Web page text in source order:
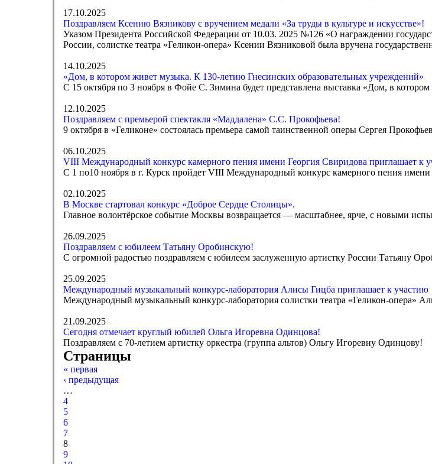
17.10.2025
Поздравляем Ксению Вязникову с вручением медали «За труды в культуре и искусстве»!
Указом Президента Российской Федерации от 10.03. 2025 №126 «О награждении
России, солистке театра «Геликон-опера» Ксении Вязниковой была вручена
14.10.2025
«Дом, в котором живет музыка. К 130-летию Гнесинских образовательных учреждений»
С 15 октября по 3 ноября в Фойе С. Зимина будет представлена выставка «Дом, в
12.10.2025
Поздравляем с премьерой спектакля «Маддалена» С.С. Прокофьева!
9 октября в «Геликоне» состоялась премьера самой таинственной оперы Сергея
06.10.2025
VIII Международный конкурс камерного пения имени Георгия Свиридова приглашает к
С 1 по10 ноября в г. Курск пройдет VIII Международный конкурс камерного пения имени
02.10.2025
В Москве стартовал конкурс «Доброе Сердце Столицы».
Главное волонтёрское событие Москвы возвращается — масштабнее, ярче, с новыми
26.09.2025
Поздравляем с юбилеем Татьяну Оробинскую!
С огромной радостью поздравляем с юбилеем заслуженную артистку России Татьяну
25.09.2025
Международный музыкальный конкурс-лаборатория Алисы Гицба приглашает к участию
Международный музыкальный конкурс-лаборатория солистки театра «Геликон-опера»
21.09.2025
Сегодня отмечает круглый юбилей Ольга Игоревна Одинцова!
Поздравляем с 70-летием артистку оркестра (группа альтов) Ольгу Игоревну Одинцову!
Страницы
« первая
‹ предыдущая
…
4
5
6
7
8
9